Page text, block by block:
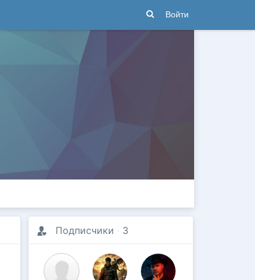
Войти
Подписчики · 3